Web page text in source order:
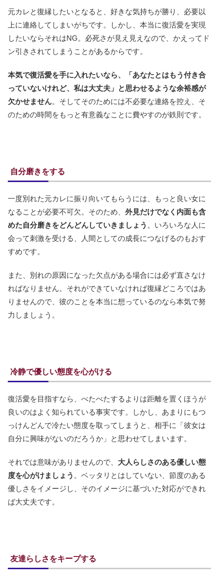
元カレと復縁したいとなると、好きな気持ちが勝り、必要以
上に連絡してしまいがちです。しかし、本当に復活愛を実現
したいならそれはNG。必死さが見え見えなので、かえってド
ン引きされてしまうことがあるからです。
本気で復活愛を手に入れたいなら、「あなたとはもう付き合
っていないけれど、私は大丈夫」と思わせるような余裕感が
欠かせません。そしてそのためには不必要な連絡を控え、そ
のための時間をもっと有意義なことに費やすのが鉄則です。
自分磨きをする
一度別れた元カレに振り向いてもらうには、もっと良い女に
なることが必要不可欠。そのため、 外見だけでなく内面も含
めた自分磨きをどんどんしていきましょう 。いろいろな人に
会って刺激を受ける、人間としての成長につなげるのもおす
すめです。
また、別れの原因になった欠点がある場合には必ず直さなけ
ればなりません。それができていなければ復縁どころではあ
りませんので、彼のことを本当に想っているのなら本気で努
力しましょう。
冷静で優しい態度を心がける
復活愛を目指すなら、べたべたするよりは距離を置くほうが
良いのはよく知られている事実です。しかし、あまりにもつ
っけんどんで冷たい態度を取ってしまうと、相手に「彼女は
自分に興味がないのだろうか」と思わせてしまいます。
それでは意味がありませんので、 大人らしさのある優しい態
度を心がけましょう 。ベッタリとはしていない、節度のある
優しさをイメージし、そのイメージに基づいた対応ができれ
ば大丈夫です。
友達らしさをキープする